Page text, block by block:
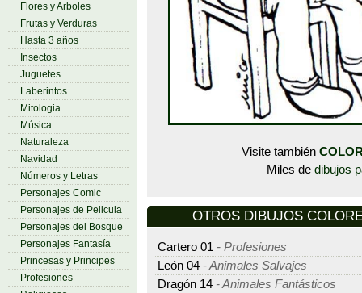
Flores y Arboles
Frutas y Verduras
Hasta 3 años
Insectos
Juguetes
Laberintos
Mitologia
Música
Naturaleza
Navidad
Números y Letras
Personajes Comic
Personajes de Pelicula
Personajes del Bosque
Personajes Fantasía
Princesas y Principes
Profesiones
Visite también
Miles de dibujos
OTROS DIBUJOS
Cartero 01 - Profesiones
León 04 - Animales Salvajes
Dragón 14 - Animales Fantásticos